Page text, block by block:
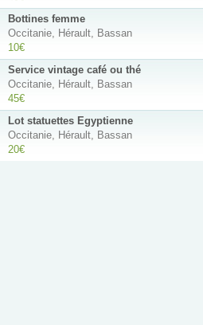
Bottines femme
Occitanie, Hérault, Bassan
10€
Service vintage café ou thé
Occitanie, Hérault, Bassan
45€
Lot statuettes Egyptienne
Occitanie, Hérault, Bassan
20€